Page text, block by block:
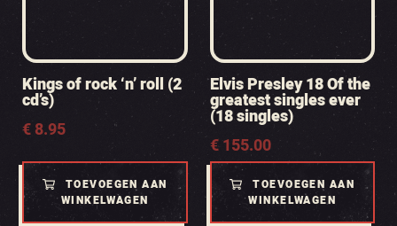
Kings of rock ‘n’ roll (2
cd’s)
€8.95
TOEVOEGEN AAN
WINKELWAGEN
Elvis Presley 18 Of the
greatest singles ever
(18 singles)
€155.00
TOEVOEGEN AAN
WINKELWAGEN